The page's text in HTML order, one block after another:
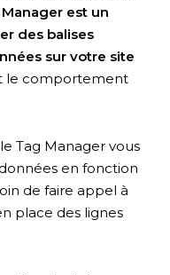
est un
des balises
sur votre site
le comportement
Tag Manager vous
en fonction
de faire appel à
place des lignes